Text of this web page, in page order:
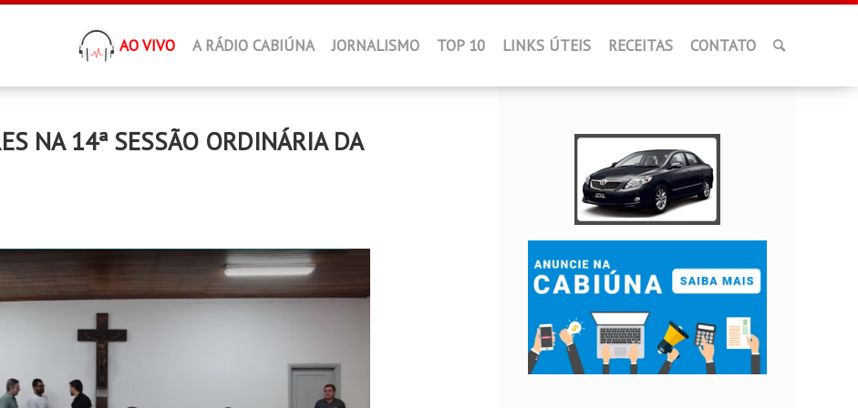
AO VIVO A RÁDIO CABIÚNA JORNALISMO TOP 10 LINKS ÚTEIS RECEITAS CONTATO
NA 14ª SESSÃO ORDINÁRIA DA